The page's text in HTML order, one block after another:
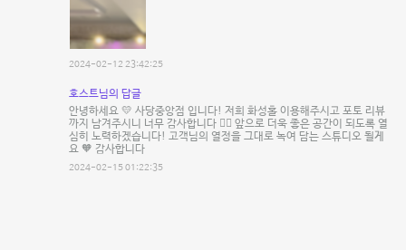
2024-02-12 23:42:25
호스트님의 답글
안녕하세요 💛 사당중앙점 입니다! 저희 화성홀 이용해주시고 포토 리뷰
까지 남겨주시니 너무 감사합니다 🙇‍♀️ 앞으로 더욱 좋은 공간이 되도록 열
심히 노력하겠습니다! 고객님의 열정을 그대로 녹여 담는 스튜디오 될게
요 🧡 감사합니다
2024-02-15 01:22:35